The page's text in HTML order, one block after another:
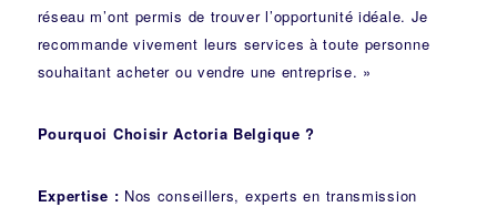
réseau m’ont permis de trouver l’opportunité idéale. Je
recommande vivement leurs services à toute personne
souhaitant acheter ou vendre une entreprise. »
Pourquoi Choisir Actoria Belgique ?
Expertise : Nos conseillers, experts en transmission